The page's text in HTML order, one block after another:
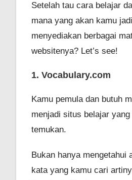
Setelah tau cara belajar
mana yang akan kamu
menyediakan berbagai
websitenya? Let’s see!
1. Vocabulary.com
Kamu pemula dan butuh
menjadi situs belajar
temukan.
Bukan hanya mengetahui
kata yang kamu cari